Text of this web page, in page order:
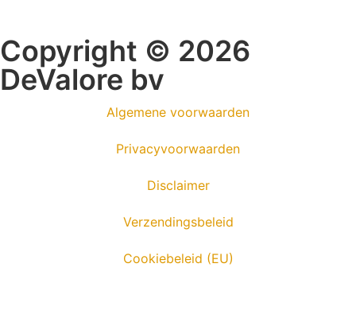
Copyright © 2026
DeValore bv
Algemene voorwaarden
Privacyvoorwaarden
Disclaimer
Verzendingsbeleid
Cookiebeleid (EU)